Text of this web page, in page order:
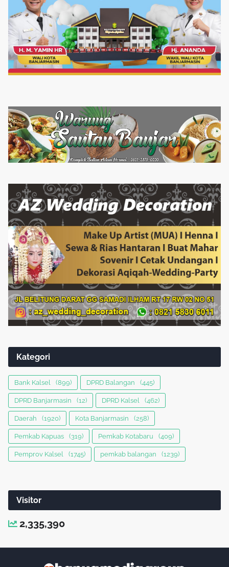
Kategori
Bank Kalsel (899) DPRD Balangan (445)
DPRD Banjarmasin (12) DPRD Kalsel (462)
Daerah (1920) Kota Banjarmasin (258)
Pemkab Kapuas (319) Pemkab Kotabaru (409)
Pemprov Kalsel (1745) pemkab balangan (1239)
Visitor
2,335,390